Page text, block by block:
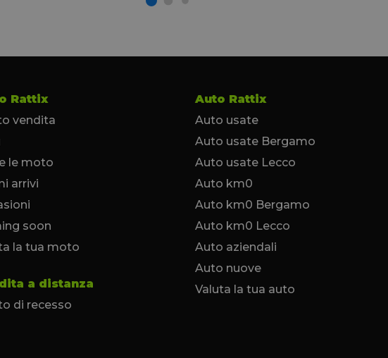
Rattix
vendita
le moto
arrivi
soon
la tua moto
a distanza
di recesso
Auto Rattix
Auto usate
Auto usate Bergamo
Auto usate Lecco
Auto km0
Auto km0 Bergamo
Auto km0 Lecco
Auto aziendali
Auto nuove
Valuta la tua auto